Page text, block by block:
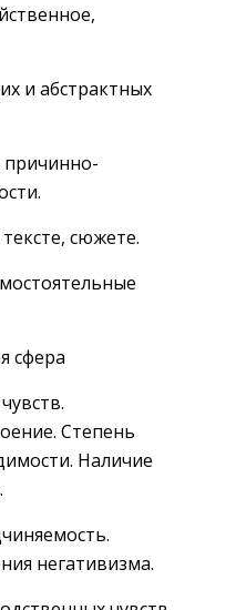
и абстрактных
причинно-
сюжете.
сфера
Степень
Наличие
негативизма.